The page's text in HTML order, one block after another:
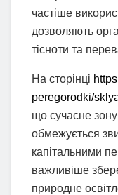
частіше
дозволяють
тісноти та
На сторінці
peregorodki/
що сучасне
обмежується
капітальними
важливіше
природне